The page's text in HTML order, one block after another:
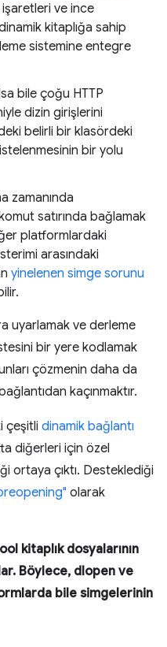
ve ince
kitaplığa sahip
sistemine entegre
bile çoğu HTTP
dizin girişlerini
belirli bir klasördeki
bir yolu
zamanında
satırında bağlamak
platformlardaki
arasındaki
yinelenen simge sorunu
uyarlamak ve derleme
bir yere kodlamak
çözmenin daha da
kaçınmaktır.
çeşitli dinamik bağlantı
diğerleri için özel
ortaya çıktı. Desteklediği
olarak
kitaplık dosyalarının
Böylece, dlopen ve
bile simgelerinin